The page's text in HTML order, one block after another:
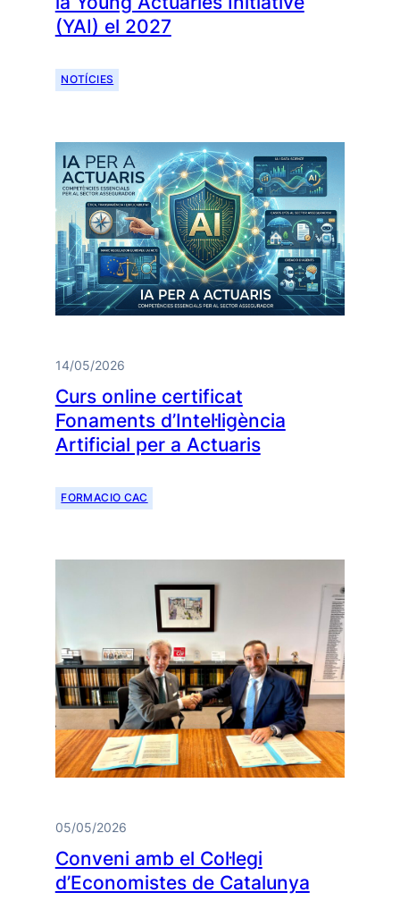
(YAI) el 2027
NOTÍCIES
14/05/2026
Curs online certificat
Fonaments d’Intel·ligència
Artificial per a Actuaris
FORMACIO CAC
05/05/2026
Conveni amb el Col·legi
d’Economistes de Catalunya